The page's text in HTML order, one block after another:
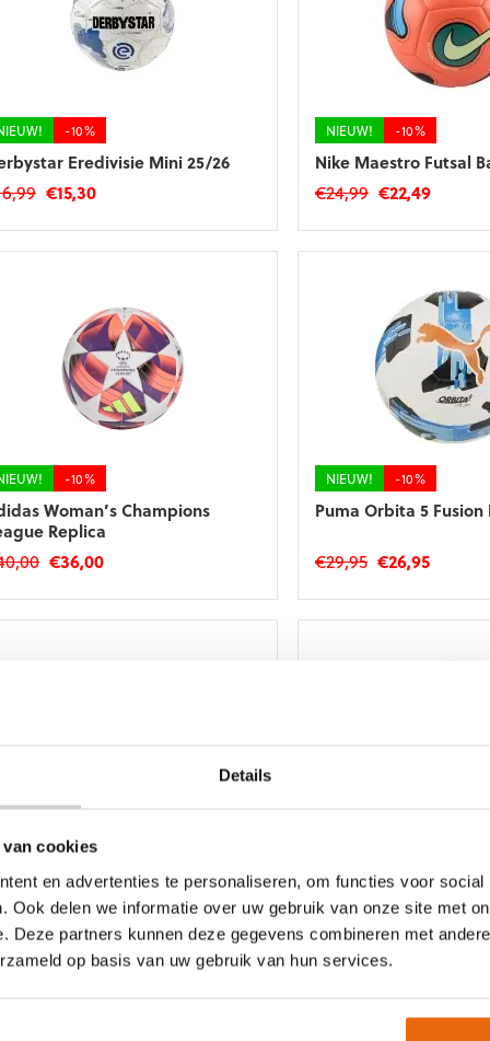
Details
cookies
en advertenties te personaliseren, om functies voor social
Ook delen we informatie over uw gebruik van onze site met
Deze partners kunnen deze gegevens combineren met
op basis van uw gebruik van hun services.
-10%
Eredivisie Mini 25/26
Oorspronkelijke
was:
€15,30Huidige
is:
NIEUW! -10%
Nike Maestro Futsal
€24,99 Oorspronkelijke
was:
€22,49Huidige
is:
-10%
Woman’s Champions
Replica
Oorspronkelijke
was:
€36,00Huidige
is:
NIEUW! -10%
Puma Orbita 5 Fusion
€29,95 Oorspronkelijke
was:
€26,95Huidige
is:
-10%
Woman’s Champions
Pro
Oorspronkelijke
prijs
was:
€150,00.
€135,00Huidige
prijs
€135,00.
Derbystar Allstars
€22,99
prijs
€22,99.
€19,95Huidige
€19,95.